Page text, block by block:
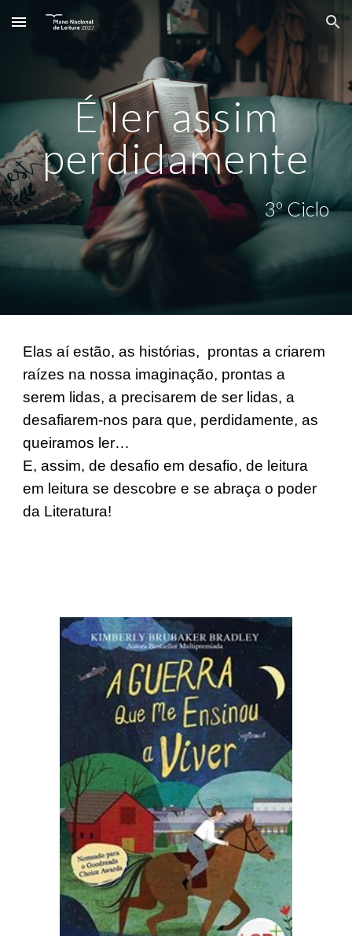
Skip to main content Skip to navigation
É ler assim
perdidamente
3º Ciclo
Elas aí estão, as histórias, prontas a criarem
raízes na nossa imaginação, prontas a
serem lidas, a precisarem de ser lidas, a
desafiarem-nos para que, perdidamente, as
queiramos ler…
E, assim, de desafio em desafio, de leitura
em leitura se descobre e se abraça o poder
da Literatura!